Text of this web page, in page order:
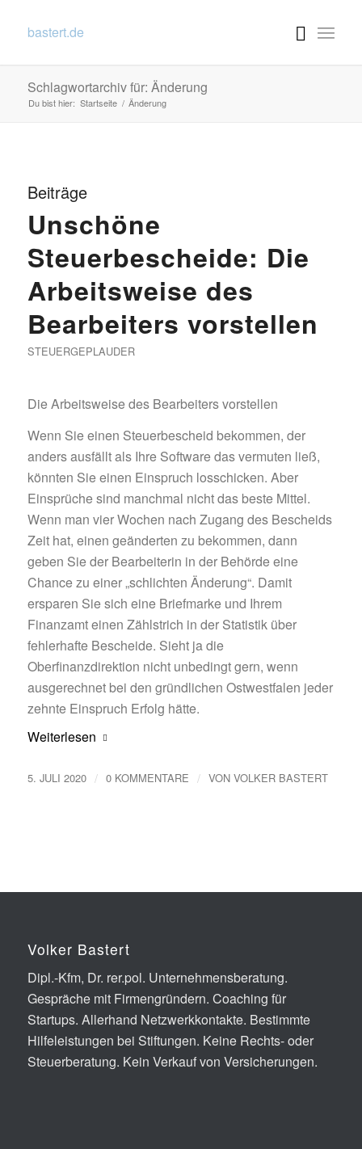
bastert.de
Schlagwortarchiv für: Änderung
Du bist hier: Startseite / Änderung
Beiträge
Unschöne
Steuerbescheide: Die
Arbeitsweise des
Bearbeiters vorstellen
STEUERGEPLAUDER
Die Arbeitsweise des Bearbeiters vorstellen
Wenn Sie einen Steuerbescheid bekommen, der
anders ausfällt als Ihre Software das vermuten ließ,
könnten Sie einen Einspruch losschicken. Aber
Einsprüche sind manchmal nicht das beste Mittel.
Wenn man vier Wochen nach Zugang des Bescheids
Zeit hat, einen geänderten zu bekommen, dann
geben Sie der Bearbeiterin in der Behörde eine
Chance zu einer „schlichten Änderung“. Damit
ersparen Sie sich eine Briefmarke und Ihrem
Finanzamt einen Zählstrich in der Statistik über
fehlerhafte Bescheide. Sieht ja die
Oberfinanzdirektion nicht unbedingt gern, wenn
ausgerechnet bei den gründlichen Ostwestfalen jeder
zehnte Einspruch Erfolg hätte.
Weiterlesen
5. JULI 2020 / 0 KOMMENTARE / VON VOLKER BASTERT
Volker Bastert
Dipl.-Kfm, Dr. rer.pol. Unter­nehmens­beratung.
Gespräche mit Firmen­gründern. Coaching für
Startups. Allerhand Netz­werk­kontakte. Bestimmte
Hilfe­leistungen bei Stiftungen. Keine Rechts- oder
Steuer­beratung. Kein Verkauf von Versicherungen.